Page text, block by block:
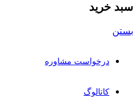
سبد خرید
بستن
درخواست مشاوره
کاتالوگ